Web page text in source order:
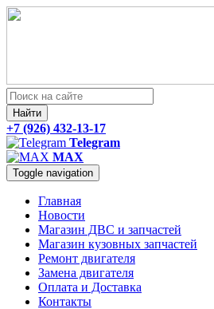
Найти
+7 (926) 432-13-17
Telegram
MAX
Toggle navigation
Главная
Новости
Магазин ДВС и запчастей
Магазин кузовных запчастей
Ремонт двигателя
Замена двигателя
Оплата и Доставка
Контакты